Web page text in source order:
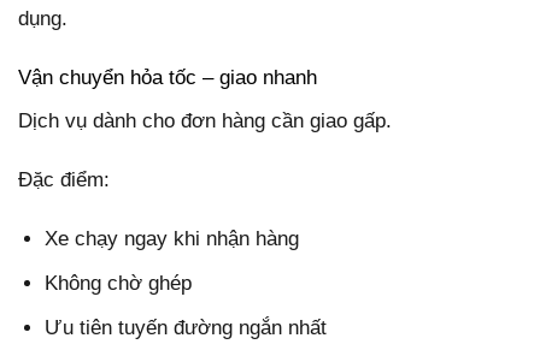
dụng.
Vận chuyển hỏa tốc – giao nhanh
Dịch vụ dành cho đơn hàng cần giao gấp.
Đặc điểm:
Xe chạy ngay khi nhận hàng
Không chờ ghép
Ưu tiên tuyến đường ngắn nhất